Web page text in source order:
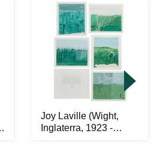
Joy Laville (Wight,
Inglaterra, 1923 -